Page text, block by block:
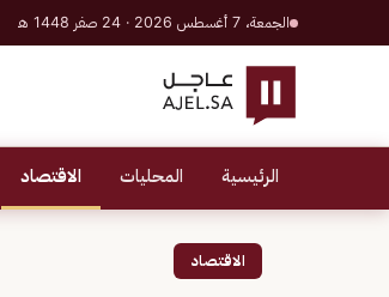
الجمعة، 7 أغسطس 2026 · 24 صفر 1448 هـ
الرئيسية المحليات الاقتصاد
الاقتصاد